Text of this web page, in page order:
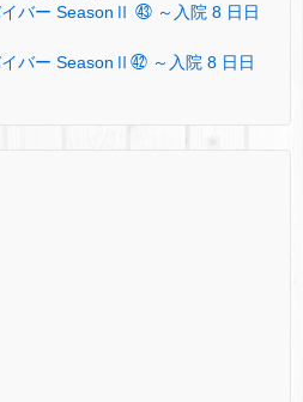
イバー SeasonⅡ ㊸ ～入院 8 日日
イバー SeasonⅡ㊷ ～入院 8 日日